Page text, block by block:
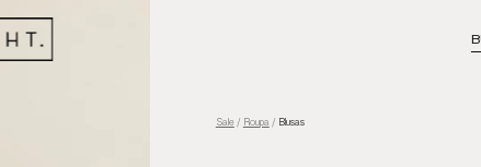
Sale / Roupa/ Blusas